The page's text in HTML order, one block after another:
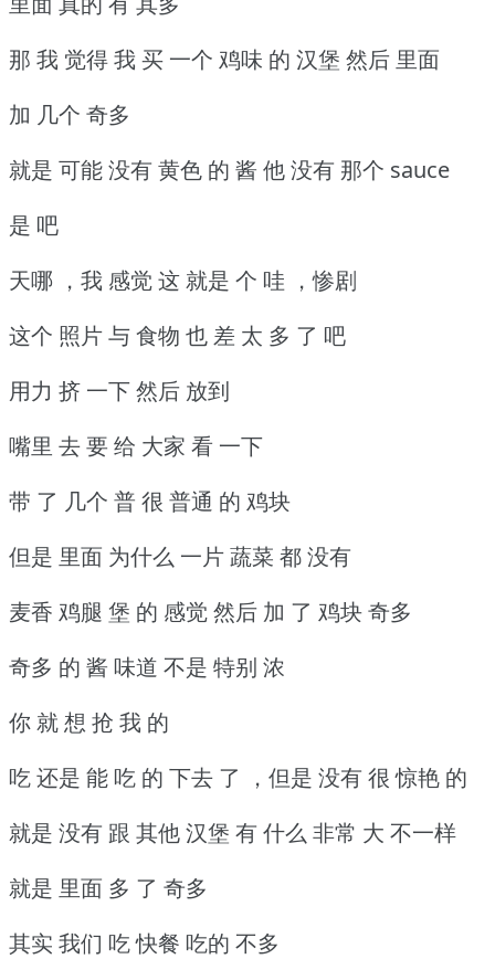
那 我 觉得 我 买 一个 鸡味 的 汉堡 然后 里面
加 几个 奇多
就是 可能 没有 黄色 的 酱 他 没有 那个 sauce
是 吧
天哪 ，我 感觉 这 就是 个 哇 ，惨剧
这个 照片 与 食物 也 差 太 多 了 吧
用力 挤 一下 然后 放到
嘴里 去 要 给 大家 看 一下
带 了 几个 普 很 普通 的 鸡块
但是 里面 为什么 一片 蔬菜 都 没有
麦香 鸡腿 堡 的 感觉 然后 加 了 鸡块 奇多
奇多 的 酱 味道 不是 特别 浓
你 就 想 抢 我 的
吃 还是 能 吃 的 下去 了 ，但是 没有 很 惊艳 的
就是 没有 跟 其他 汉堡 有 什么 非常 大 不一样
就是 里面 多 了 奇多
其实 我们 吃 快餐 吃的 不多